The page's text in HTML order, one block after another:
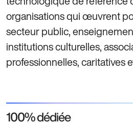
organisations qui œuvrent
secteur public,
institutions culturelles,
professionnelles, caritatives
100% dédiée